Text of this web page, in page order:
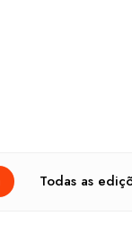
Todas as